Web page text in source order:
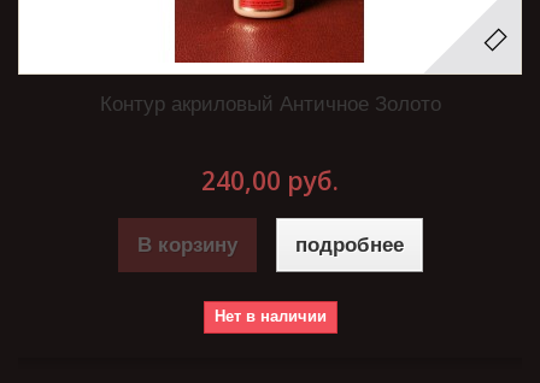
Контур акриловый Античное Золото
240,00 руб.
В корзину подробнее
Нет в наличии